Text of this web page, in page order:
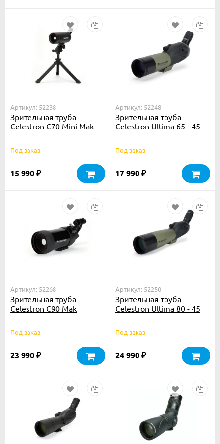
Артикул: 52238
Зрительная труба
Celestron C70 Mini Mak
Под заказ
15 990 ₽
Артикул: 52248
Зрительная труба
Celestron Ultima 65 - 45
Под заказ
17 990 ₽
Артикул: 52268
Зрительная труба
Celestron C90 Mak
Под заказ
23 990 ₽
Артикул: 52250
Зрительная труба
Celestron Ultima 80 - 45
Под заказ
24 990 ₽